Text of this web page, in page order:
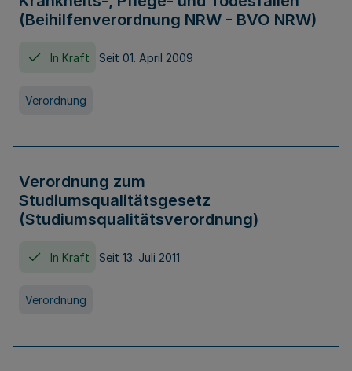
(Beihilfenverordnung NRW - BVO NRW)
In Kraft Seit 01. April 2009
Verordnung
Verordnung zum
Studiumsqualitätsgesetz
(Studiumsqualitätsverordnung)
In Kraft Seit 13. Juli 2011
Verordnung